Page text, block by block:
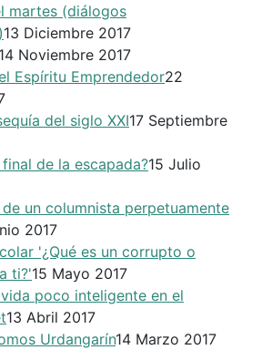
martes (diálogos
13 Diciembre 2017
14 Noviembre 2017
Espíritu Emprendedor22
del siglo XXI17 Septiembre
de la escapada?15 Julio
un columnista perpetuamente
2017
'¿Qué es un corrupto o
ti?'15 Mayo 2017
poco inteligente en el
13 Abril 2017
Urdangarín14 Marzo 2017